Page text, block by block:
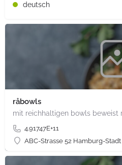
deutsch
råbowls
4.91747E+11
ABC-Strasse 52 Hamburg-